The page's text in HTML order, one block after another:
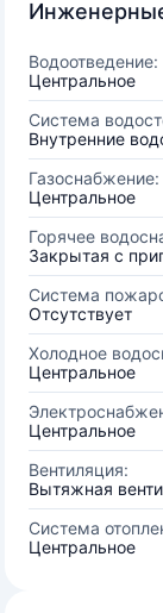
Водоотведение:
Центральное
Система
Внутренние
Газоснабжение:
Центральное
Горячее
Закрытая с
Система
Отсутствует
Холодное
Центральное
Центральное
Вентиляция:
Вытяжная
Система
Центральное